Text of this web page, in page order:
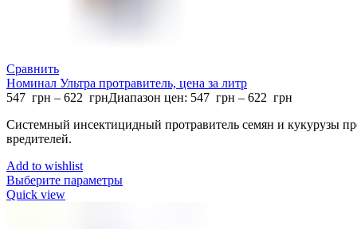
Сравнить
Номинал Ультра протравитель, цена за литр
547 грн – 622 грнДиапазон цен: 547 грн – 622 грн
Системный инсектицидный протравитель семян и кукурузы
вредителей.
Add to wishlist
Выберите параметры
Quick view